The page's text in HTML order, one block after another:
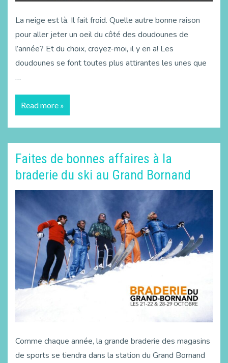
La neige est là. Il fait froid. Quelle autre bonne raison
pour aller jeter un oeil du côté des doudounes de
l’année? Et du choix, croyez-moi, il y en a! Les
doudounes se font toutes plus attirantes les unes que
…
Read more »
Faites de bonnes affaires à la
braderie du ski au Grand Bornand
Comme chaque année, la grande braderie des magasins
de sports se tiendra dans la station du Grand Bornand